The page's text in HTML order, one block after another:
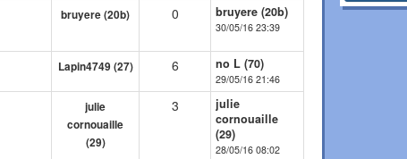
bruyere (20b) 0 bruyere (20b)
30/05/16 23:39
Lapin4749 (27) 6 no L (70)
29/05/16 21:46
julie
cornouaille
(29)
3
julie
cornouaille
(29)
28/05/16 08:02